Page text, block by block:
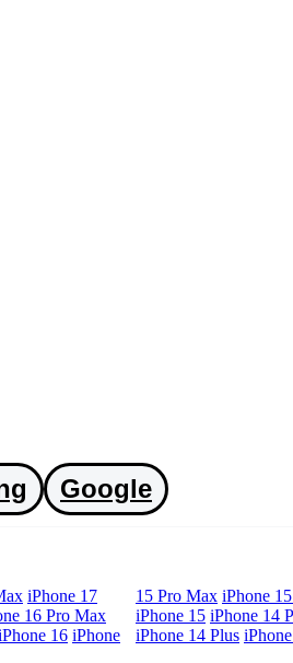
Google
iPhone 17
16 Pro Max
16 iPhone
15 Pro Max iPhone
iPhone 15 iPhone 14
iPhone 14 Plus